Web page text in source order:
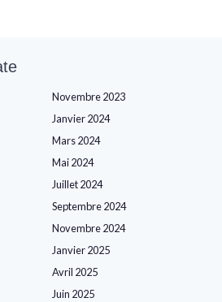
Novembre 2023
Janvier 2024
Mars 2024
Mai 2024
Juillet 2024
Septembre 2024
Novembre 2024
Janvier 2025
Avril 2025
Juin 2025